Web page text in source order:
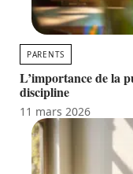
PARENTS
L’importance de la
discipline
11 mars 2026